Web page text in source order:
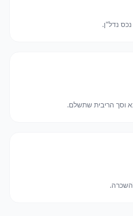
נדל"ן.
וסך הריבית שתשלם.